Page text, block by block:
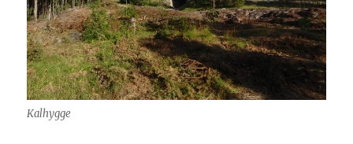
Kalhygge